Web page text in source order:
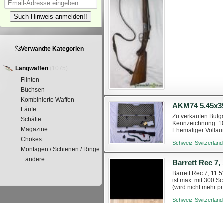
AKM74
Zu verkaufen
Kennzeichnung:
Ehemaliger
Schweiz-
Barrett Rec 7,
Barrett Rec 7,
ist max. mit 300
(wird nicht mehr
Schweiz-
Such-Hinweis anmelden!!
Verwandte Kategorien
Langwaffen
Flinten
Büchsen
Kombinierte Waffen
Läufe
Schäfte
Magazine
Chokes
Montagen / Schienen / Ringe
...andere